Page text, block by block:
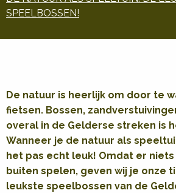
SPEELBOSSEN!
De natuur is heerlijk om door te
fietsen. Bossen,
overal in de Gelderse streken is
Wanneer je de natuur als
het pas echt leuk! Omdat er
buiten spelen, geven wij je onze
leukste speelbossen van de